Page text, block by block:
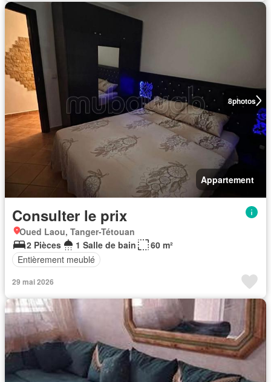
8photos
Appartement
Consulter le prix
Oued Laou, Tanger-Tétouan
2 Pièces
1 Salle de bain
60 m²
Entièrement meublé
29 mai 2026